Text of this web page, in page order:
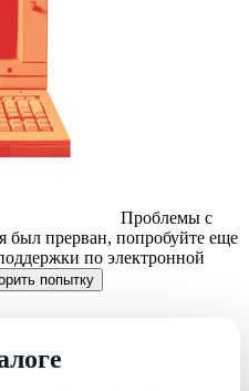
Проблемы с
был прерван, попробуйте еще
по электронной
попытку